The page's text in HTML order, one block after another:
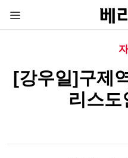
[강우일]구제
리스도